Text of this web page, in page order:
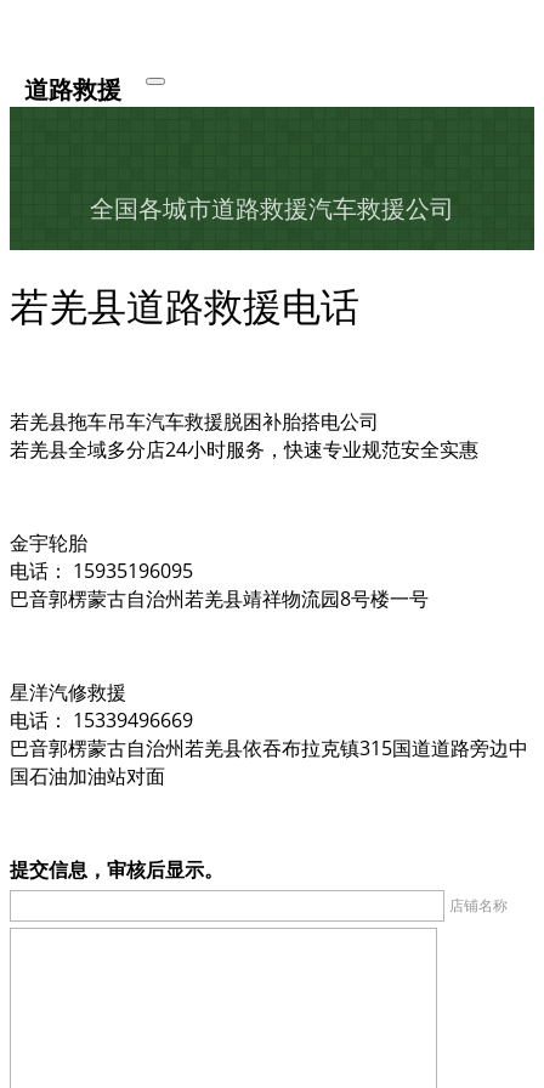
道路救援
全国各城市道路救援汽车救援公司
若羌县道路救援电话
若羌县拖车吊车汽车救援脱困补胎搭电公司
若羌县全域多分店24小时服务，快速专业规范安全实惠
金宇轮胎
电话： 15935196095
巴音郭楞蒙古自治州若羌县靖祥物流园8号楼一号
星洋汽修救援
电话： 15339496669
巴音郭楞蒙古自治州若羌县依吞布拉克镇315国道道路旁边中
国石油加油站对面
提交信息，审核后显示。
店铺名称